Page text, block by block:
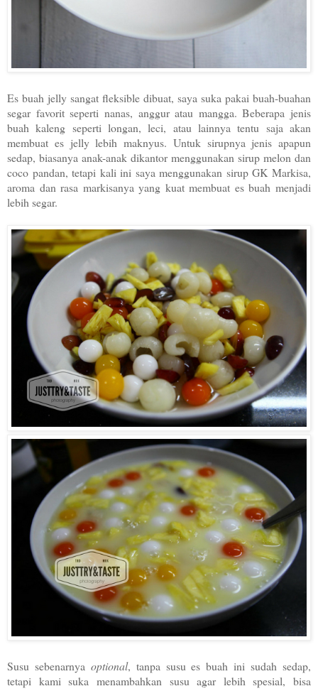
Es buah jelly sangat fleksible dibuat, saya suka pakai buah-buahan
segar favorit seperti nanas, anggur atau mangga. Beberapa jenis
buah kaleng seperti longan, leci, atau lainnya tentu saja akan
membuat es jelly lebih maknyus. Untuk sirupnya jenis apapun
sedap, biasanya anak-anak dikantor menggunakan sirup melon dan
coco pandan, tetapi kali ini saya menggunakan sirup GK Markisa,
aroma dan rasa markisanya yang kuat membuat es buah menjadi
lebih segar.
Susu sebenarnya optional, tanpa susu es buah ini sudah sedap,
tetapi kami suka menambahkan susu agar lebih spesial, bisa